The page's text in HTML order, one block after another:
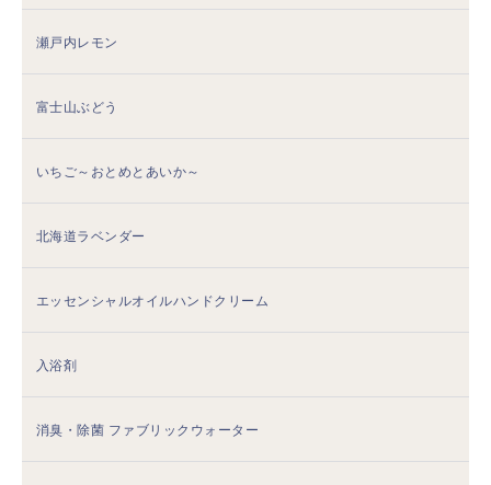
瀬戸内レモン
富士山ぶどう
いちご～おとめとあいか～
北海道ラベンダー
エッセンシャルオイルハンドクリーム
入浴剤
消臭・除菌 ファブリックウォーター